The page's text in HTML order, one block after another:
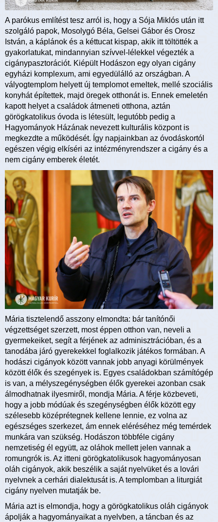
A parókus említést tesz arról is, hogy a Sója Miklós után itt
szolgáló papok, Mosolygó Béla, Gelsei Gábor és Orosz
István, a káplánok és a kéttucat kispap, akik itt töltötték a
gyakorlatukat, mindannyian szívvel-lélekkel végezték a
cigánypasztorációt. Kiépült Hodászon egy olyan cigány
egyházi komplexum, ami egyedülálló az országban. A
vályogtemplom helyett új templomot emeltek, mellé szociális
konyhát építettek, majd öregek otthonát is. Ennek emeletén
kapott helyet a családok átmeneti otthona, aztán
görögkatolikus óvoda is létesült, legutóbb pedig a
Hagyományok Házának nevezett kulturális központ is
megkezdte a működését. Így napjainkban az óvodáskortól
egészen végig elkíséri az intézményrendszer a cigány és a
nem cigány emberek életét.
Mária tisztelendő asszony elmondta: bár tanítónői
végzettséget szerzett, most éppen otthon van, neveli a
gyermekeiket, segít a férjének az adminisztrációban, és a
tanodába járó gyerekekkel foglalkozik játékos formában. A
hodászi cigányok között vannak jobb anyagi körülmények
között élők és szegények is. Egyes családokban számítógép
is van, a mélyszegénységben élők gyerekei azonban csak
álmodhatnak ilyesmiről, mondja Mária. A férje közbeveti,
hogy a jobb módúak és szegénységben élők között egy
szélesebb középrétegnek kellene lennie, ez volna az
egészséges szerkezet, ám ennek eléréséhez még temérdek
munkára van szükség. Hodászon többféle cigány
nemzetiség él együtt, az oláhok mellett jelen vannak a
romungrók is. Az itteni görögkatolikusok hagyományosan
oláh cigányok, akik beszélik a saját nyelvüket és a lovári
nyelvnek a cerhári dialektusát is. A templomban a liturgiát
cigány nyelven mutatják be.
Mária azt is elmondja, hogy a görögkatolikus oláh cigányok
ápolják a hagyományaikat a nyelvben, a táncban és az